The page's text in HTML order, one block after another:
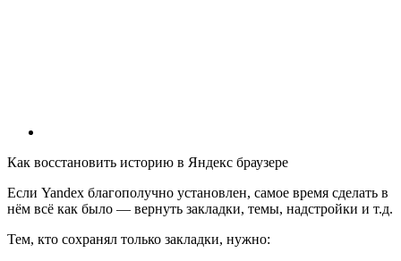
Как восстановить историю в Яндекс браузере
Если Yandex благополучно установлен, самое время сделать в
нём всё как было — вернуть закладки, темы, надстройки и т.д.
Тем, кто сохранял только закладки, нужно: